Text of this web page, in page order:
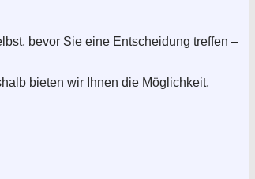
bevor Sie eine Entscheidung treffen –
bieten wir Ihnen die Möglichkeit,